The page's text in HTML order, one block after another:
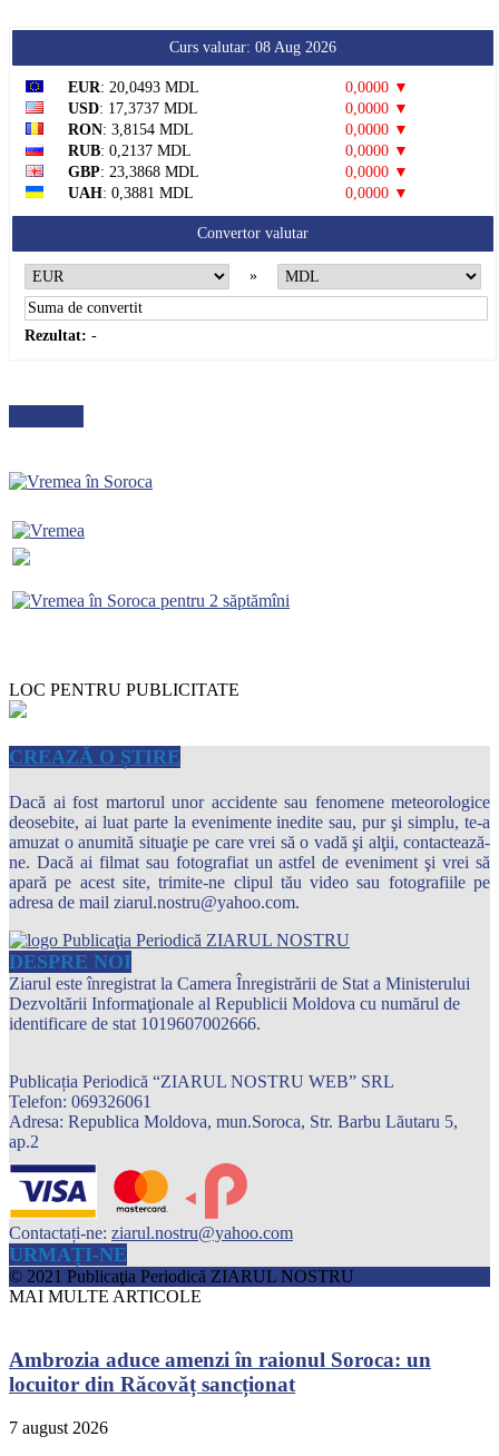
Curs valutar: 08 Aug 2026
EUR: 20,0493 MDL
0,0000 ▼
USD: 17,3737 MDL
0,0000 ▼
RON: 3,8154 MDL
0,0000 ▼
RUB: 0,2137 MDL
0,0000 ▼
GBP: 23,3868 MDL
0,0000 ▼
UAH: 0,3881 MDL 0,0000 ▼
Convertor valutar
»
Rezultat: -
LOC PENTRU PUBLICITATE
CREAZĂ O ȘTIRE
Dacă ai fost martorul unor accidente sau fenomene meteorologice
deosebite, ai luat parte la evenimente inedite sau, pur şi simplu, te-a
amuzat o anumită situaţie pe care vrei să o vadă şi alţii, contactează-
ne. Dacă ai filmat sau fotografiat un astfel de eveniment şi vrei să
apară pe acest site, trimite-ne clipul tău video sau fotografiile pe
adresa de mail ziarul.nostru@yahoo.com.
DESPRE NOI
Ziarul este înregistrat la Camera Înregistrării de Stat a Ministerului
Dezvoltării Informaţionale al Republicii Moldova cu numărul de
identificare de stat 1019607002666.
Publicația Periodică “ZIARUL NOSTRU WEB” SRL
Telefon: 069326061
Adresa: Republica Moldova, mun.Soroca, Str. Barbu Lăutaru 5,
ap.2
Contactați-ne: ziarul.nostru@yahoo.com
URMAȚI-NE
© 2021 Publicaţia Periodică ZIARUL NOSTRU
MAI MULTE ARTICOLE
Ambrozia aduce amenzi în raionul Soroca: un
locuitor din Răcovăț sancționat
7 august 2026